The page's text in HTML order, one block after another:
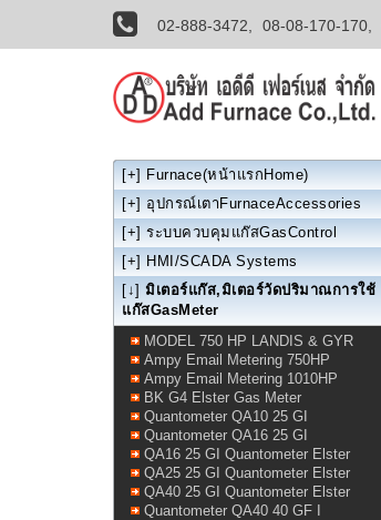
02-888-3472, 08-08-170-170,
[+] Furnace(หน้าแรกHome)
[+] อุปกรณ์เตาFurnaceAccessories
[+] ระบบควบคุมแก๊สGasControl
[+] HMI/SCADA Systems
[↓] มิเตอร์แก๊ส,มิเตอร์วัดปริมาณการใช้
แก๊สGasMeter
MODEL 750 HP LANDIS & GYR
Ampy Email Metering 750HP
Ampy Email Metering 1010HP
BK G4 Elster Gas Meter
Quantometer QA10 25 GI
Quantometer QA16 25 GI
QA16 25 GI Quantometer Elster
QA25 25 GI Quantometer Elster
QA40 25 GI Quantometer Elster
Quantometer QA40 40 GF I